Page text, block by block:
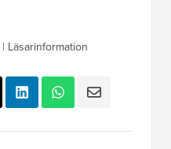
| Läsarinformation